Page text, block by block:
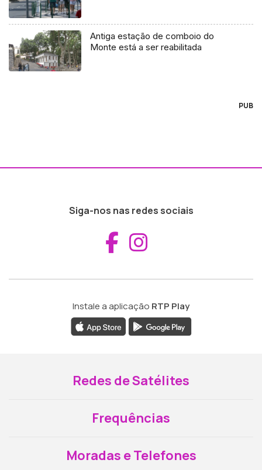
Antiga estação de comboio do
Monte está a ser reabilitada
PUB
Siga-nos nas redes sociais
Aceder ao
Instale a aplicação RTP Play
Redes de Satélites
Frequências
Moradas e Telefones